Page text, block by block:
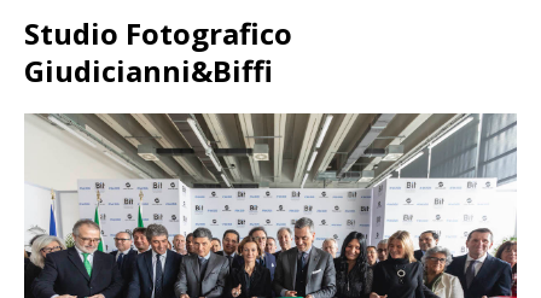
Studio Fotografico
Giudicianni&Biffi